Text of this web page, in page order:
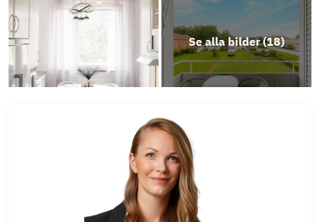
Se alla bilder (18)